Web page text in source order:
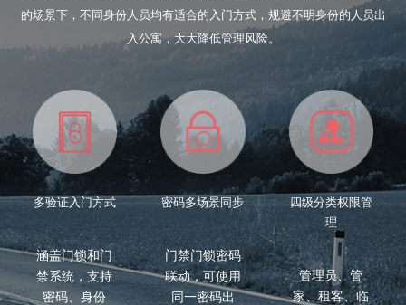
的场景下，不同身份人员均有适合的入门方式，规避不明身份的人员出
入公寓，大大降低管理风险。
多验证入门方式
涵盖门锁和门
禁系统，支持
密码、身份
密码多场景同步
门禁门锁密码
联动，可使用
同一密码出
四级分类权限管
理
管理员、管
家、租客、临